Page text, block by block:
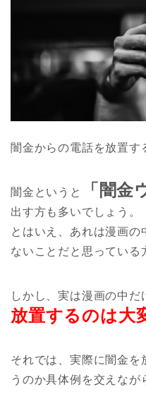
闇金からの電話を放置す
闇金というと 「闇金
出す方も多いでしょう。
とはいえ、あれは漫画の
ないことだと思っている
しかし、実は漫画の中だ
放置するのは大
それでは、実際に闇金を
うのか具体例を交えなが